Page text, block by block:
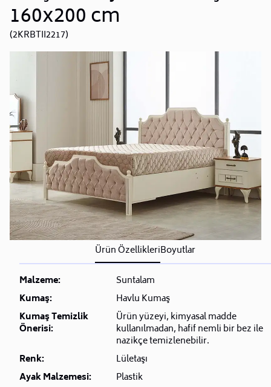
160x200 cm
(2KRBTII2217)
Ürün ÖzellikleriBoyutlar
Malzeme:
Suntalam
Kumaş:
Havlu Kumaş
Kumaş Temizlik
Önerisi:
Ürün yüzeyi, kimyasal madde
kullanılmadan, hafif nemli bir bez ile
nazikçe temizlenebilir.
Renk:
Lületaşı
Ayak Malzemesi:
Plastik